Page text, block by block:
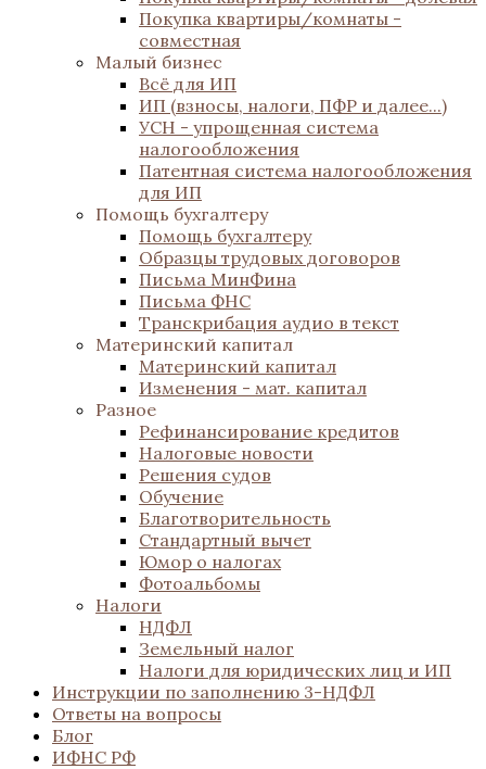
Покупка квартиры/комнаты -
совместная
Малый бизнес
Всё для ИП
ИП (взносы, налоги, ПФР и далее...)
УСН - упрощенная система
налогообложения
Патентная система налогообложения
для ИП
Помощь бухгалтеру
Помощь бухгалтеру
Образцы трудовых договоров
Письма МинФина
Письма ФНС
Транскрибация аудио в текст
Материнский капитал
Материнский капитал
Изменения - мат. капитал
Разное
Рефинансирование кредитов
Налоговые новости
Решения судов
Обучение
Благотворительность
Стандартный вычет
Юмор о налогах
Фотоальбомы
Налоги
НДФЛ
Земельный налог
Налоги для юридических лиц и ИП
Инструкции по заполнению 3-НДФЛ
Ответы на вопросы
Блог
ИФНС РФ